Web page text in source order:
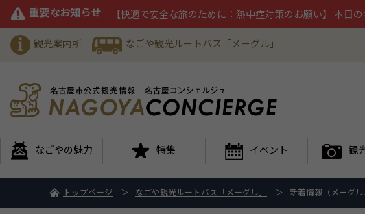
重要なお知らせ 【快適で安全な旅のために：熱中症対策のお願い】 本日
観光案内所 なごや観光ルートバス「メーグル」
なごやの魅力 特集 イベント 観
トップページ なごや観光ルートバス「メーグル」 新着情報（メーグル